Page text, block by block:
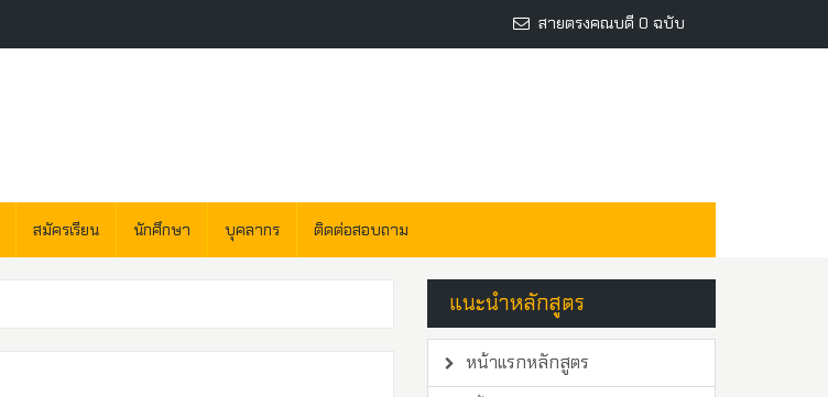
สายตรงคณบดี 0 ฉบับ
สมัครเรียน นักศึกษา บุคลากร ติดต่อสอบถาม
แนะนำหลักสูตร
หน้าแรกหลักสูตร